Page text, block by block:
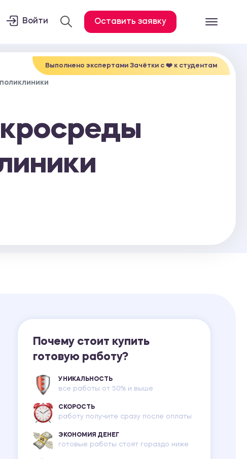
Все услуги
Контрольная работа
Войти Оставить заявку
Выполнено экспертами Зачётки c ❤️ к студентам
Почему стоит купить
готовую работу?
УНИКАЛЬНОСТЬ
все работы от 50% и выше
СКОРОСТЬ
работу получите сразу после оплаты
ЭКОНОМИЯ ДЕНЕГ
готовые работы стоят гораздо ниже